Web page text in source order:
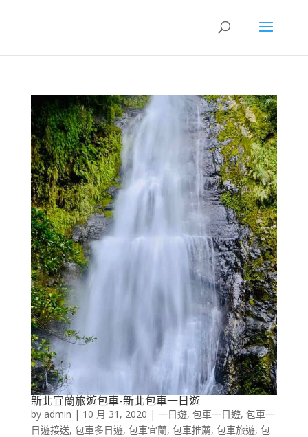
新北宜蘭旅遊包車-新北包車一日遊
by admin | 10 月 31, 2020 | 一日遊, 包車一日遊, 包車一
日遊接送, 包車多日遊, 包車宜蘭, 包車推薦, 包車旅遊, 包